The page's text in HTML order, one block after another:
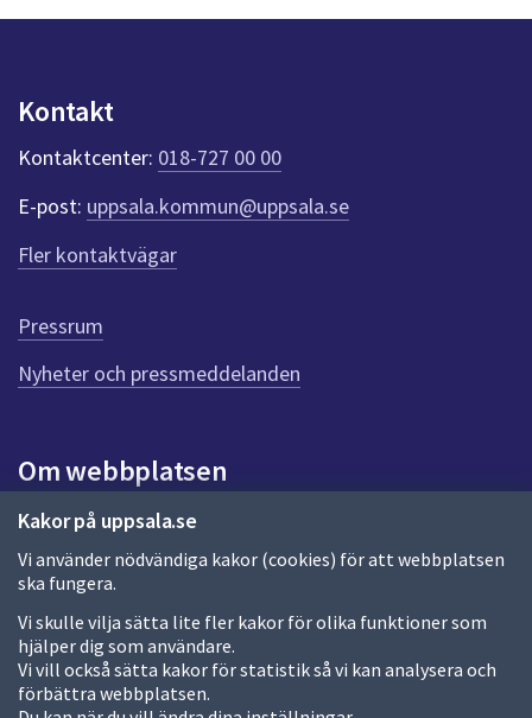
Kakor på uppsala.se
Vi använder nödvändiga kakor (cookies) för att webbplatsen
ska fungera.
Vi skulle vilja sätta lite fler kakor för olika funktioner som
hjälper dig som användare.
Vi vill också sätta kakor för statistik så vi kan analysera och
förbättra webbplatsen.
n
k
e
r
f
ö
r
e
n
n
a
d
a
Kontakt
Kontaktcenter: 018-727 00 00
E-post: uppsala.kommun@uppsala.se
Fler kontaktvägar
Pressrum
Nyheter och pressmeddelanden
Om webbplatsen
Om webbplatsen
Allmänna handlingar och diarium
Behandling av personuppgifter
Kakor
Språk (other languages)